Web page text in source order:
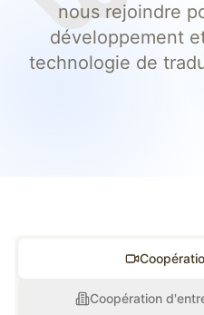
nous rejoindre
développement
technologie de
Coopération